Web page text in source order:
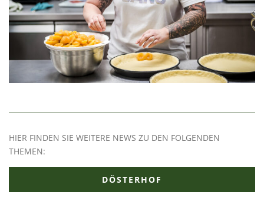
HIER FINDEN SIE WEITERE NEWS ZU DEN FOLGENDEN
THEMEN:
DÖSTERHOF